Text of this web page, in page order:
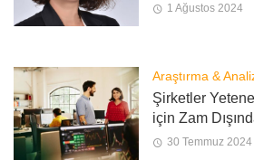
1 Ağustos 2024
Araştırma &
Şirketler
için Zam
30 Temmuz 2024